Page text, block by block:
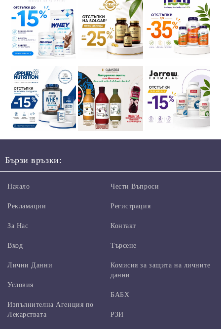
Бързи връзки:
Начало
Рекламации
За Нас
Вход
Чести Въпроси
Регистрация
Контакт
Търсене
Лични Данни
Условия
Изпълнителна Агенция по
Лекарствата
Комисия за защита на личните
данни
БАБХ
РЗИ